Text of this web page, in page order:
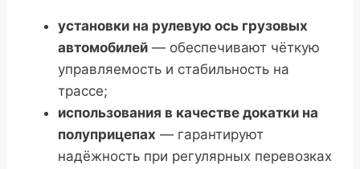
установки на рулевую ось грузовых
автомобилей — обеспечивают чёткую
управляемость и стабильность на
трассе;
использования в качестве докатки на
полуприцепах — гарантируют
надёжность при регулярных перевозках